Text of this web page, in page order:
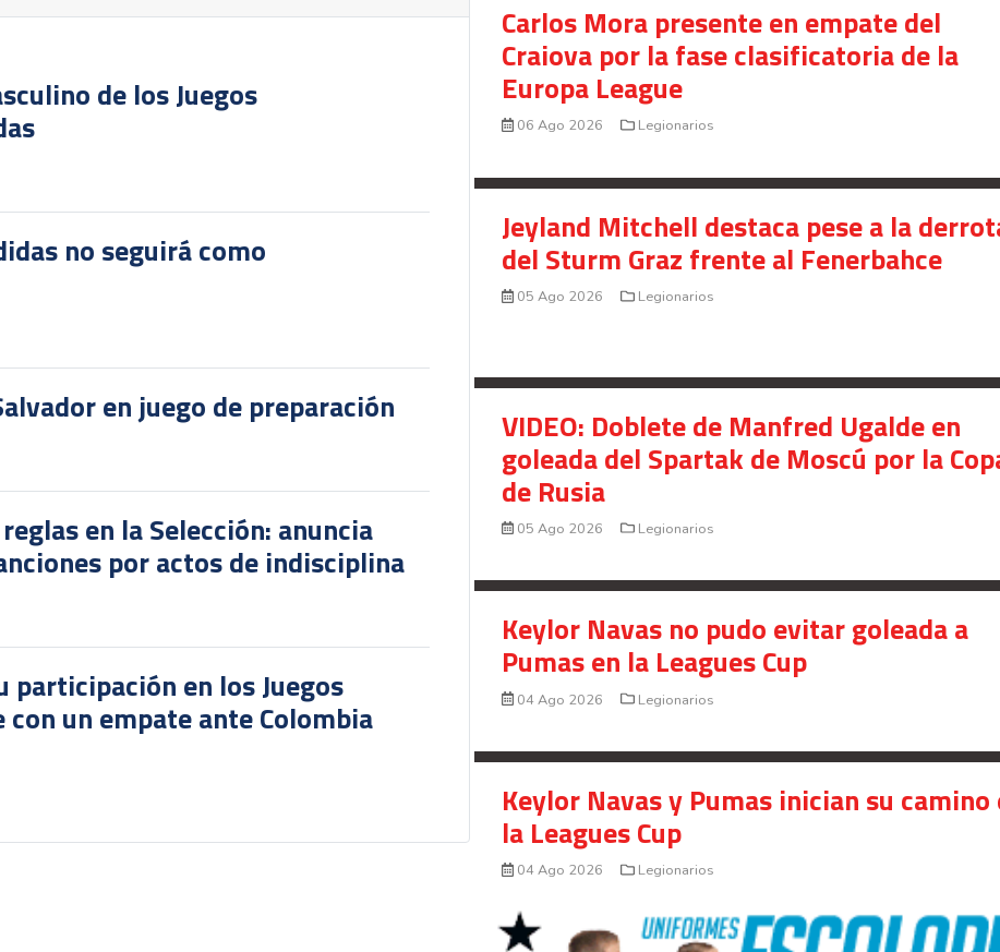
Your Add Here !!
de los Juegos
no seguirá como
en juego de preparación
en la Selección: anuncia
por actos de indisciplina
participación en los Juegos
un empate ante Colombia
Carlos Mora presente en empate del
Craiova por la fase clasificatoria de la
Europa League
06 Ago 2026 Legionarios
Jeyland Mitchell destaca pese a la
del Sturm Graz frente al Fenerbahce
05 Ago 2026 Legionarios
VIDEO: Doblete de Manfred Ugalde en
goleada del Spartak de Moscú por la
de Rusia
05 Ago 2026 Legionarios
Keylor Navas no pudo evitar goleada a
Pumas en la Leagues Cup
04 Ago 2026 Legionarios
Keylor Navas y Pumas inician su camino
la Leagues Cup
04 Ago 2026 Legionarios